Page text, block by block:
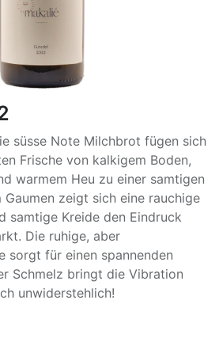
süsse Note Milchbrot fügen sich
Frische von kalkigem Boden,
warmem Heu zu einer samtigen
Gaumen zeigt sich eine rauchige
samtige Kreide den Eindruck
Die ruhige, aber
sorgt für einen spannenden
Schmelz bringt die Vibration
unwiderstehlich!